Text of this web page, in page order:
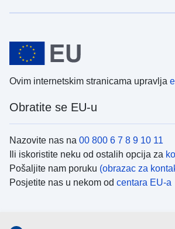
Ovim internetskim stranicama upravlja
Obratite se EU-u
Nazovite nas na 00 800 6 7 8 9 10 11
Ili iskoristite neku od ostalih opcija za
Pošaljite nam poruku (obrazac za
Posjetite nas u nekom od centara EU-a